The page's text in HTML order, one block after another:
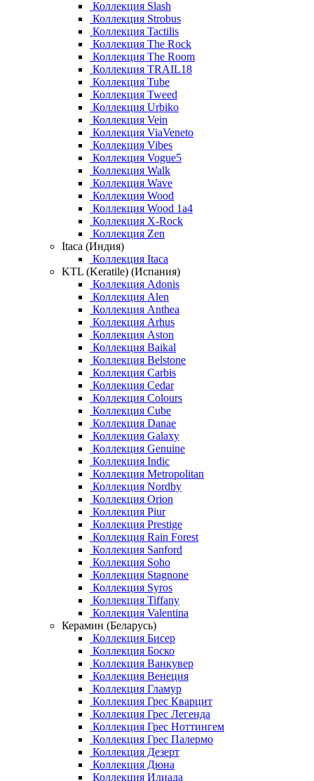
Коллекция Slash
Коллекция Strobus
Коллекция Tactilis
Коллекция The Rock
Коллекция The Room
Коллекция TRAIL18
Коллекция Tube
Коллекция Tweed
Коллекция Urbiko
Коллекция Vein
Коллекция ViaVeneto
Коллекция Vibes
Коллекция Vogue5
Коллекция Walk
Коллекция Wave
Коллекция Wood
Коллекция Wood 1a4
Коллекция X-Rock
Коллекция Zen
Itaca (Индия)
Коллекция Itaca
KTL (Keratile) (Испания)
Коллекция Adonis
Коллекция Alen
Коллекция Anthea
Коллекция Arhus
Коллекция Aston
Коллекция Baikal
Коллекция Belstone
Коллекция Carbis
Коллекция Cedar
Коллекция Colours
Коллекция Cube
Коллекция Danae
Коллекция Galaxy
Коллекция Genuine
Коллекция Indic
Коллекция Metropolitan
Коллекция Nordby
Коллекция Orion
Коллекция Piur
Коллекция Prestige
Коллекция Rain Forest
Коллекция Sanford
Коллекция Soho
Коллекция Stagnone
Коллекция Syros
Коллекция Tiffany
Коллекция Valentina
Керамин (Беларусь)
Коллекция Бисер
Коллекция Боско
Коллекция Ванкувер
Коллекция Венеция
Коллекция Гламур
Коллекция Грес Кварцит
Коллекция Грес Легенда
Коллекция Грес Ноттингем
Коллекция Грес Палермо
Коллекция Дезерт
Коллекция Дюна
Коллекция Илиада